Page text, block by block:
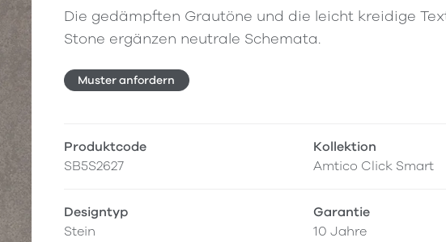
Die gedämpften Grautöne und die leicht kreidige
Stone ergänzen neutrale Schemata.
Muster anfordern
Produktcode
SB5S2627
Kollektion
Amtico Click Smart
Designtyp
Stein
Garantie
10 Jahre